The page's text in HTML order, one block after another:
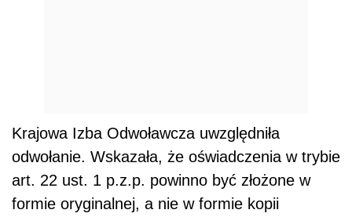
Krajowa Izba Odwoławcza uwzględniła
odwołanie. Wskazała, że oświadczenia w trybie
art. 22 ust. 1 p.z.p. powinno być złożone w
formie oryginalnej, a nie w formie kopii